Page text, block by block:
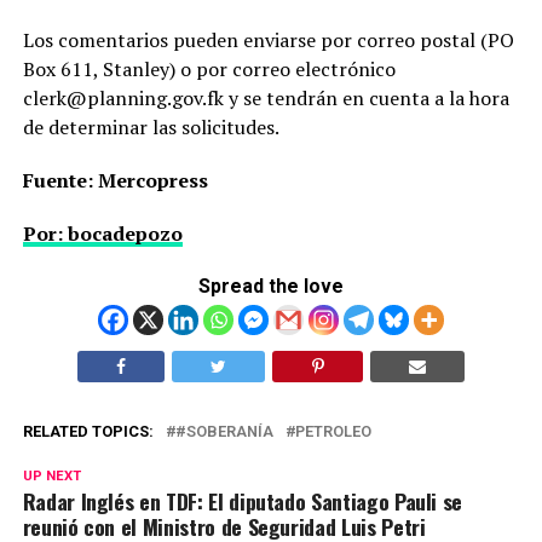
Los comentarios pueden enviarse por correo postal (PO
Box 611, Stanley) o por correo electrónico
clerk@planning.gov.fk y se tendrán en cuenta a la hora
de determinar las solicitudes.
Fuente: Mercopress
Por: bocadepozo
Spread the love
RELATED TOPICS: #SOBERANÍA PETROLEO
UP NEXT
Radar Inglés en TDF: El diputado Santiago Pauli se
reunió con el Ministro de Seguridad Luis Petri